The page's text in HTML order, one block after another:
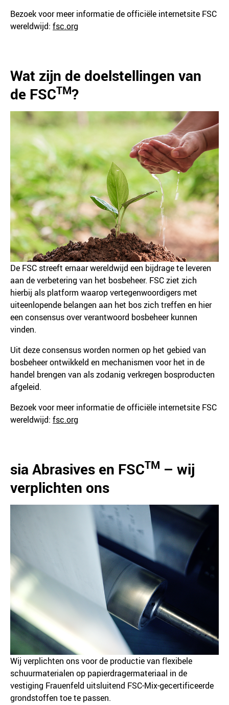
Bezoek voor meer informatie de officiële internetsite FSC
wereldwijd: fsc.org
Wat zijn de doelstellingen van
de FSCTM?
De FSC streeft ernaar wereldwijd een bijdrage te leveren
aan de verbetering van het bosbeheer. FSC ziet zich
hierbij als platform waarop vertegenwoordigers met
uiteenlopende belangen aan het bos zich treffen en hier
een consensus over verantwoord bosbeheer kunnen
vinden.
Uit deze consensus worden normen op het gebied van
bosbeheer ontwikkeld en mechanismen voor het in de
handel brengen van als zodanig verkregen bosproducten
afgeleid.
Bezoek voor meer informatie de officiële internetsite FSC
wereldwijd: fsc.org
sia Abrasives en FSCTM – wij
verplichten ons
Wij verplichten ons voor de productie van flexibele
schuurmaterialen op papierdragermateriaal in de
vestiging Frauenfeld uitsluitend FSC-Mix-gecertificeerde
grondstoffen toe te passen.